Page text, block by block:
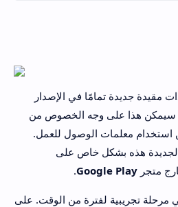
مقيدة جديدة تمامًا في الإصدار
سيمكن هذا على وجه الخصوص من
استخدام معلمات الوصول للعمل.
هذه بشكل خاص على
متجر Google Play
.
مرحلة تجريبية لفترة من الوقت. على